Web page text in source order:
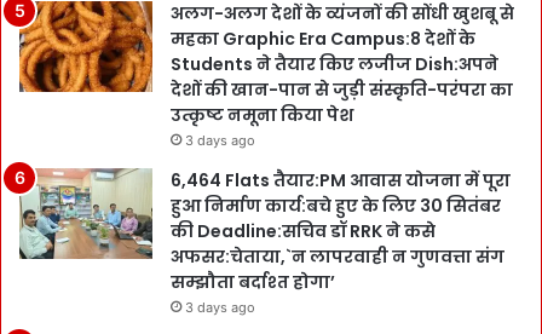
अलग-अलग देशों के व्यंजनों की सोंधी खुशबू से
महका Graphic Era Campus:8 देशों के
Students ने तैयार किए लजीज Dish:अपने
देशों की खान-पान से जुड़ी संस्कृति-परंपरा का
उत्कृष्ट नमूना किया पेश
3 days ago
6,464 Flats तैयार:PM आवास योजना में पूरा
हुआ निर्माण कार्य:बचे हुए के लिए 30 सितंबर
की Deadline:सचिव डॉ RRK ने कसे
अफसर:चेताया,`न लापरवाही न गुणवत्ता संग
सम्झौता बर्दाश्त होगा’
3 days ago